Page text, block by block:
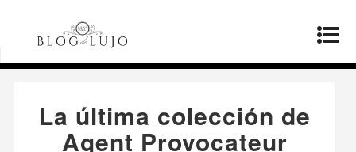
Página principal
La última colección de
Agent Provocateur
La última colección de
Agent Provocateur